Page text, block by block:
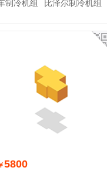
制冷机组 比泽尔制冷机组
5800